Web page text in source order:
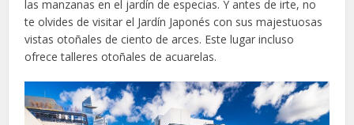
las manzanas en el jardín de especias. Y antes de irte, no
te olvides de visitar el Jardín Japonés con sus majestuosas
vistas otoñales de ciento de arces. Este lugar incluso
ofrece talleres otoñales de acuarelas.